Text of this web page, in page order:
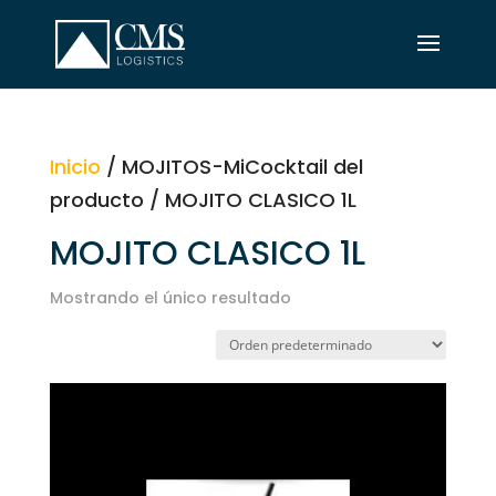
Inicio / MOJITOS-MiCocktail del
producto / MOJITO CLASICO 1L
MOJITO CLASICO 1L
Mostrando el único resultado